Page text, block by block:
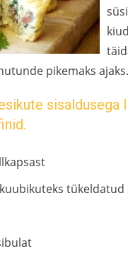
pikemaks ajaks.
sisaldusega
tükeldatud